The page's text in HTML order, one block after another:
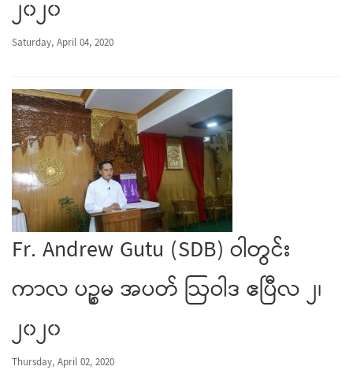
၂၀၂၀
Saturday, April 04, 2020
Fr. Andrew Gutu (SDB) ဝါတွင်း
ကာလ ပဉ္စမ အပတ် ဩဝါဒ ဧပြီလ ၂၊
၂၀၂၀
Thursday, April 02, 2020